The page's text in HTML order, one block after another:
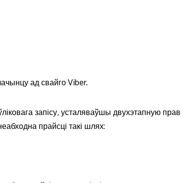
ад свайго Viber.
запісу, усталяваўшы двухэтапную
прайсці такі шлях: